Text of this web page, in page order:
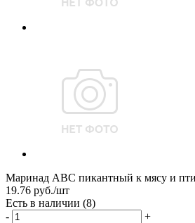
Маринад АВС пикантный к мясу и
19.76 руб./шт
Есть в наличии (8)
-
+